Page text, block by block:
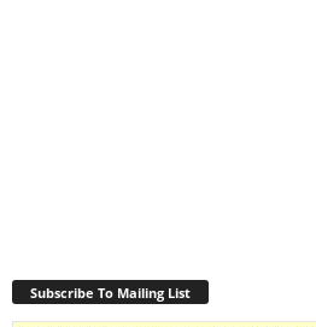
Subscribe To Mailing List